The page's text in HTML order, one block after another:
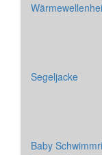
Segeljacke
Baby